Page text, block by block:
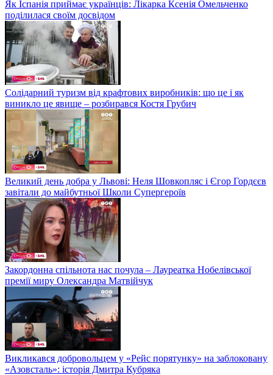
Як Іспанія приймає українців: Лікарка Ксенія Омельченко
поділилася своїм досвідом
Солідарний туризм від крафтових виробників: що це і як
виникло це явище – розбирався Костя Грубич
Великий день добра у Львові: Неля Шовкопляс і Єгор Гордєєв
завітали до майбутньої Школи Супергероїв
Закордонна спільнота нас почула – Лауреатка Нобелівської
премії миру Олександра Матвійчук
Викликався добровольцем у «Рейс порятунку» на заблоковану
«Азовсталь»: історія Дмитра Кубряка